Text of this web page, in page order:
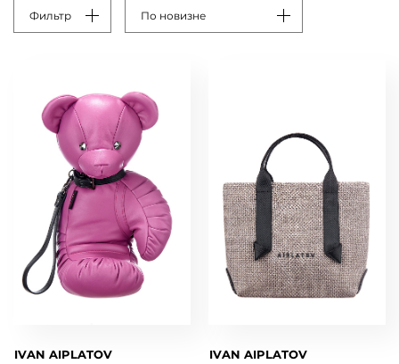
Фильтр По новизне
IVAN AIPLATOV IVAN AIPLATOV